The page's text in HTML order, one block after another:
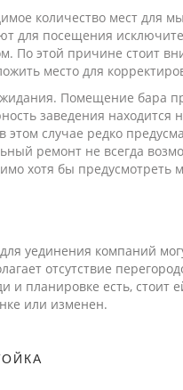
количество мест для
для посещения
По этой причине стоит
место для
Помещение бара
заведения находится
этом случае редко
ремонт не всегда
хотя бы предусмотреть
уединения компаний
отсутствие
и планировке есть, стоит
или изменен.